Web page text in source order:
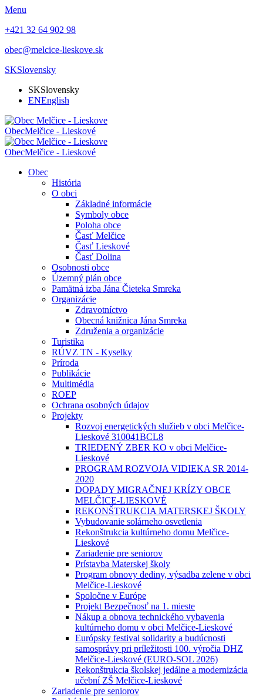
Menu
+421 32 64 902 98
obec@melcice-lieskove.sk
SKSlovensky
SKSlovensky
ENEnglish
ObecMelčice - Lieskové
ObecMelčice - Lieskové
Obec
História
O obci
Základné informácie
Symboly obce
Poloha obce
Časť Melčice
Časť Lieskové
Časť Dolina
Osobnosti obce
Územný plán obce
Pamätná izba Jána Čieteka Smreka
Organizácie
Zdravotníctvo
Obecná knižnica Jána Smreka
Združenia a organizácie
Turistika
RÚVZ TN - Kyselky
Príroda
Publikácie
Multimédia
ROEP
Ochrana osobných údajov
Projekty
Rozvoj energetických služieb v obci Melčice-
Lieskové 310041BCL8
TRIEDENÝ ZBER KO v obci Melčice-
Lieskové
PROGRAM ROZVOJA VIDIEKA SR 2014-
2020
DOPADY MIGRAČNEJ KRÍZY OBCE
MELČICE-LIESKOVÉ
REKONŠTRUKCIA MATERSKEJ ŠKOLY
Vybudovanie solárneho osvetlenia
Rekonštrukcia kultúrneho domu Melčice-
Lieskové
Zariadenie pre seniorov
Prístavba Materskej školy
Program obnovy dediny, výsadba zelene v obci
Melčice-Lieskové
Spoločne v Európe
Projekt Bezpečnosť na 1. mieste
Nákup a obnova technického vybavenia
kultúrneho domu v obci Melčice-Lieskové
Európsky festival solidarity a budúcnosti
samosprávy pri príležitosti 100. výročia DHZ
Melčice-Lieskové (EURO-SOL 2026)
Rekonštrukcia školskej jedálne a modernizácia
učební ZŠ Melčice-Lieskové
Zariadenie pre seniorov